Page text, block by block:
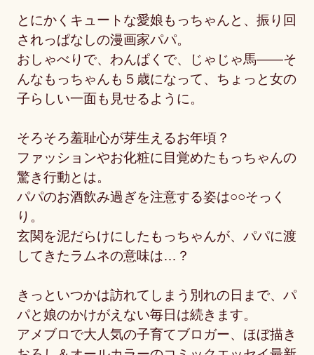
とにかくキュートな愛娘もっちゃんと、振り回
されっぱなしの漫画家パパ。
おしゃべりで、わんぱくで、じゃじゃ馬――そ
んなもっちゃんも５歳になって、ちょっと女の
子らしい一面も見せるように。
そろそろ羞耻心が芽生えるお年頃？
ファッションやお化粧に目覚めたもっちゃんの
驚き行動とは。
パパのお酒飲み過ぎを注意する姿は○○そっく
り。
玄関を泥だらけにしたもっちゃんが、パパに渡
してきたラムネの意味は…？
きっといつかは訪れてしまう別れの日まで、パ
パと娘のかけがえない毎日は続きます。
アメブロで大人気の子育てブロガー、ほぼ描き